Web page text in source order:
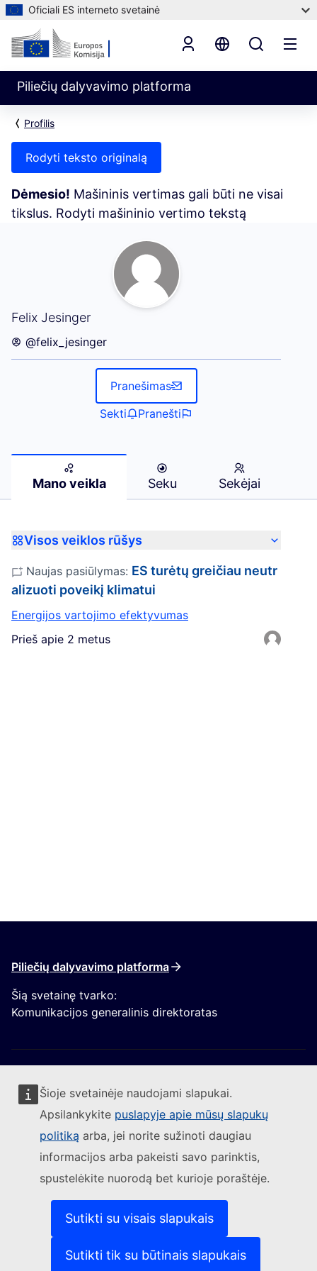
Oficiali ES interneto svetainė
Šioje svetainėje naudojami slapukai.
Apsilankykite puslapyje apie mūsų slapukų
politiką arba, jei norite sužinoti daugiau
informacijos arba pakeisti savo parinktis,
spustelėkite nuorodą bet kurioje poraštėje.
Sutikti su visais slapukais
Sutikti tik su būtinais slapukais
Piliečių dalyvavimo platforma
Profilis
Rodyti teksto originalą
Dėmesio! Mašininis vertimas gali būti ne visai
tikslus. Rodyti mašininio vertimo tekstą
Felix Jesinger
Mano veikla (Felix Jesinger)
@felix_jesinger
Pranešimas
Sekti
Pranešti
Mano veikla Seku Sekėjai
Visos veiklos rūšys
Prieš apie 2 metus
Naujas pasiūlymas: ES turėtų greičiau neutr
alizuoti poveikį klimatui
Energijos vartojimo efektyvumas
Piliečių dalyvavimo platforma
Šią svetainę tvarko:
Komunikacijos generalinis direktoratas
Sekite Europos Komisijos naujienas
Susisiekite su mumis(Išorės nuoroda)
Pranešti apie IT pažeidžiamumą(Išorės nuoroda)
Kalbos mūsų interneto svetainėse(Išorės nuoroda)
(Išorės nuoroda)
Privatumo politika
Teisinis pranešimas(Išorės nuoroda)